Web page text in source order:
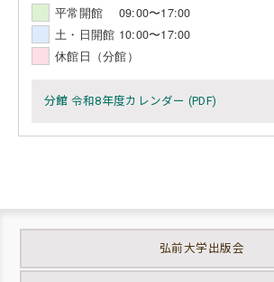
平常開館 09:00〜17:00
土・日開館 10:00〜17:00
休館日（分館）
分館 令和8年度カレンダー (PDF)
弘前大学出版会